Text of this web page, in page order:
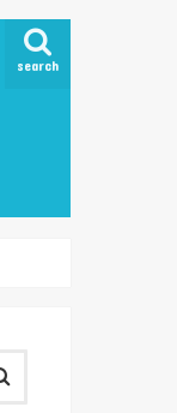
search